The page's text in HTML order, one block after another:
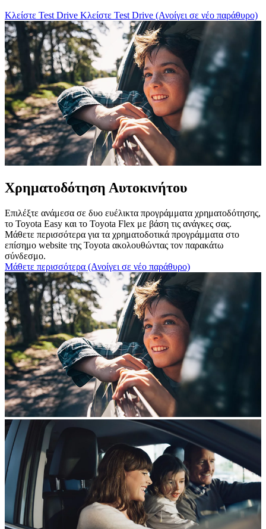
Κλείστε Test Drive Κλείστε Test Drive (Ανοίγει σε νέο παράθυρο)
Χρηματοδότηση Αυτοκινήτου
Επιλέξτε ανάμεσα σε δυο ευέλικτα προγράμματα χρηματοδότησης,
το Toyota Easy και το Toyota Flex με βάση τις ανάγκες σας.
Μάθετε περισσότερα για τα χρηματοδοτικά προγράμματα στο
επίσημο website της Toyota ακολουθώντας τον παρακάτω
σύνδεσμο.
Μάθετε περισσότερα (Ανοίγει σε νέο παράθυρο)